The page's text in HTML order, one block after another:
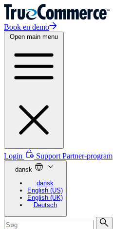
Book en demo
Open main menu
Login Support Partner-program
dansk
dansk
English (US)
English (UK)
Deutsch